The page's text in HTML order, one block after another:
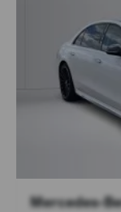
Mercedes-